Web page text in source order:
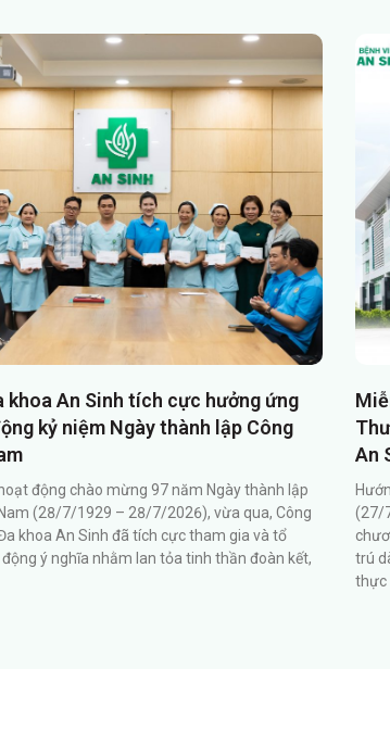
khoa An Sinh tích cực hưởng ứng
kỷ niệm Ngày thành lập Công
động chào mừng 97 năm Ngày thành lập
(28/7/1929 – 28/7/2026), vừa qua, Công
khoa An Sinh đã tích cực tham gia và tổ
ý nghĩa nhằm lan tỏa tinh thần đoàn kết,
An
(27/
trú
thực